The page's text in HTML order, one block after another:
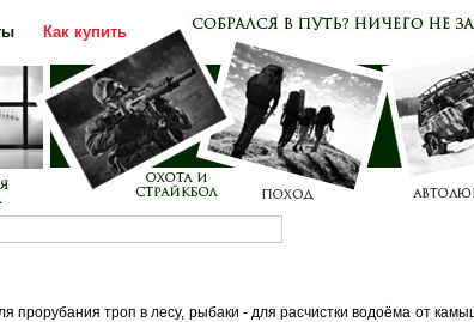
Как купить
Прайс-лист
Каталог
прорубания троп в лесу, рыбаки - для расчистки водоёма от